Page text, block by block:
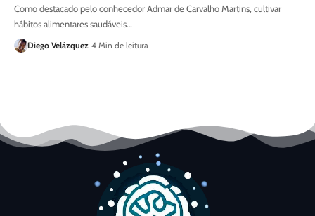
Como destacado pelo conhecedor Admar de Carvalho Martins, cultivar
hábitos alimentares saudáveis…
Diego Velázquez 4 Min de leitura